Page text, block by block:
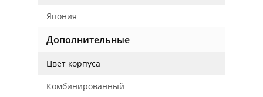
Япония
Дополнительные
Цвет корпуса
Комбинированный